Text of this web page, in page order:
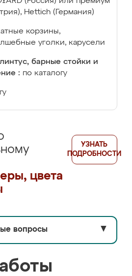
Hettich (Германия)
корзины,
уголки, карусели
барные стойки и
: по каталогу
цвета
УЗНАТЬ
ПОДРОБНОСТИ
вопросы ▼